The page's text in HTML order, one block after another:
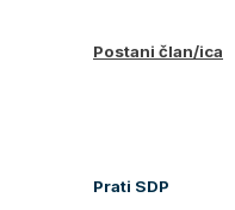
Postani član/ica
Prati SDP